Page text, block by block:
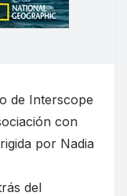
de Interscope
con
por Nadia
del